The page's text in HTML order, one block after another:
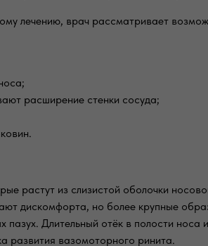
лечению, врач рассматривает
расширение стенки сосуда;
растут из слизистой оболочки
дискомфорта, но более крупные
пазух. Длительный отёк в полости
развития вазомоторного ринита.